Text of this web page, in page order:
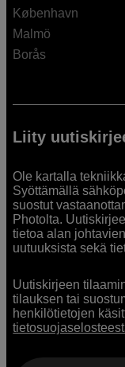
København
Malmö
Borås
Liity
Ole kartalla
Syöttämällä
suostut
Photolta.
tietoa alan
uutuuksista sekä
Uutiskirjeen
tilauksen tai
henkilötietojen